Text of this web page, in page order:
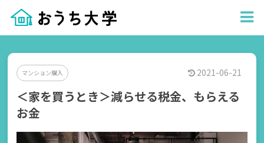
マンション購入 2021-06-21
＜家を買うとき＞減らせる税金、もらえる
お金